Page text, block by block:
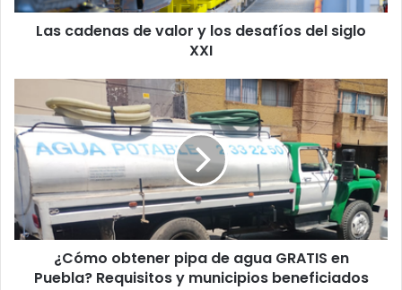
siglo
Las cadenas de valor y los desafíos del siglo
XXI
obtener
pipa
de
agua
GRATIS
en
Puebla?
Requisitos
municipios
¿Cómo obtener pipa de agua GRATIS en
Puebla? Requisitos y municipios beneficiados